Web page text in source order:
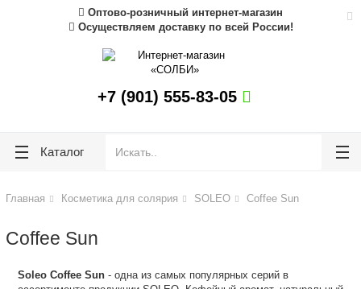
Оптово-розничный интернет-магазин
Осуществляем доставку по всей России!
+7 (901) 555-83-05
Каталог
Главная Косметика для солярия SOLEO Coffee Sun
Coffee Sun
Soleo Coffee Sun - одна из самых популярных серий в